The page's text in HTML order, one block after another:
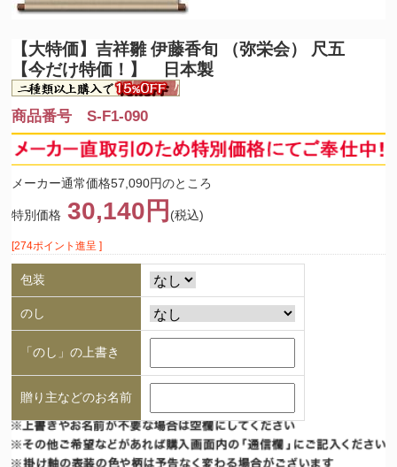
【大特価】吉祥雛 伊藤香旬 （弥栄会） 尺五
【今だけ特価！】 日本製
商品番号 S-F1-090
メーカー通常価格57,090円のところ
特別価格 30,140円 (税込)
[274ポイント進呈 ]
包装
のし
「のし」の上書き
贈り主などのお名前